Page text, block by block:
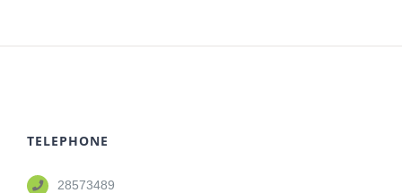
TELEPHONE
28573489